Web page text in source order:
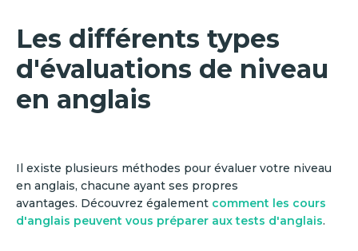
Les différents types
d'évaluations de niveau
en anglais
Il existe plusieurs méthodes pour évaluer votre niveau
en anglais, chacune ayant ses propres
avantages. Découvrez également comment les cours
d'anglais peuvent vous préparer aux tests d'anglais.